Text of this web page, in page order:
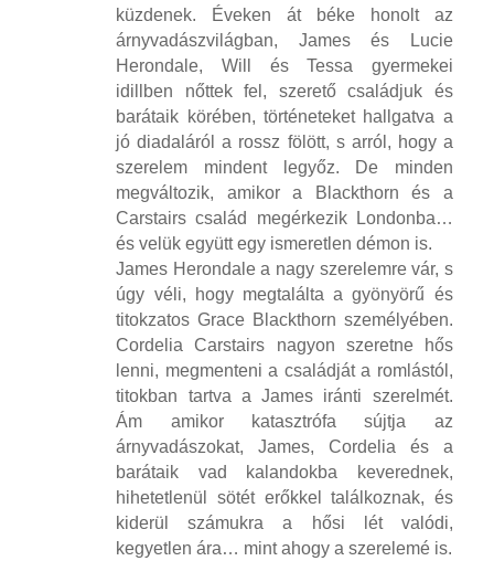
küzdenek. Éveken át béke honolt az
árnyvadászvilágban, James és Lucie
Herondale, Will és Tessa gyermekei
idillben nőttek fel, szerető családjuk és
barátaik körében, történeteket hallgatva a
jó diadaláról a rossz fölött, s arról, hogy a
szerelem mindent legyőz. De minden
megváltozik, amikor a Blackthorn és a
Carstairs család megérkezik Londonba…
és velük együtt egy ismeretlen démon is.
James Herondale a nagy szerelemre vár, s
úgy véli, hogy megtalálta a gyönyörű és
titokzatos Grace Blackthorn személyében.
Cordelia Carstairs nagyon szeretne hős
lenni, megmenteni a családját a romlástól,
titokban tartva a James iránti szerelmét.
Ám amikor katasztrófa sújtja az
árnyvadászokat, James, Cordelia és a
barátaik vad kalandokba keverednek,
hihetetlenül sötét erőkkel találkoznak, és
kiderül számukra a hősi lét valódi,
kegyetlen ára… mint ahogy a szerelemé is.